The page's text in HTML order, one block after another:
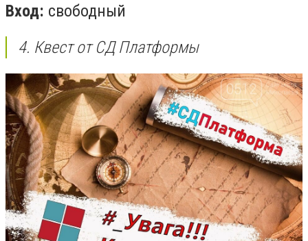
Вход: свободный
4. Квест от СД Платформы